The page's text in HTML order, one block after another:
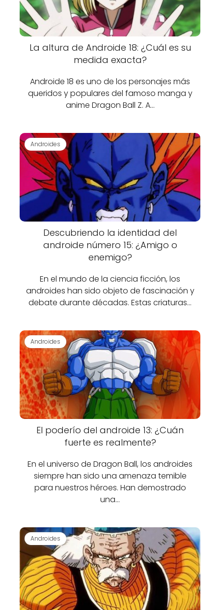
La altura de Androide 18: ¿Cuál es su
medida exacta?
Androide 18 es uno de los personajes más
queridos y populares del famoso manga y
anime Dragon Ball Z. A…
Androides
Descubriendo la identidad del
androide número 15: ¿Amigo o
enemigo?
En el mundo de la ciencia ficción, los
androides han sido objeto de fascinación y
debate durante décadas. Estas criaturas…
Androides
El poderío del androide 13: ¿Cuán
fuerte es realmente?
En el universo de Dragon Ball, los androides
siempre han sido una amenaza temible
para nuestros héroes. Han demostrado
una…
Androides